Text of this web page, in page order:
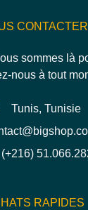
CONTACTER
sommes là
nous à tout
Tunis, Tunisie
(+216)
RAPIDES